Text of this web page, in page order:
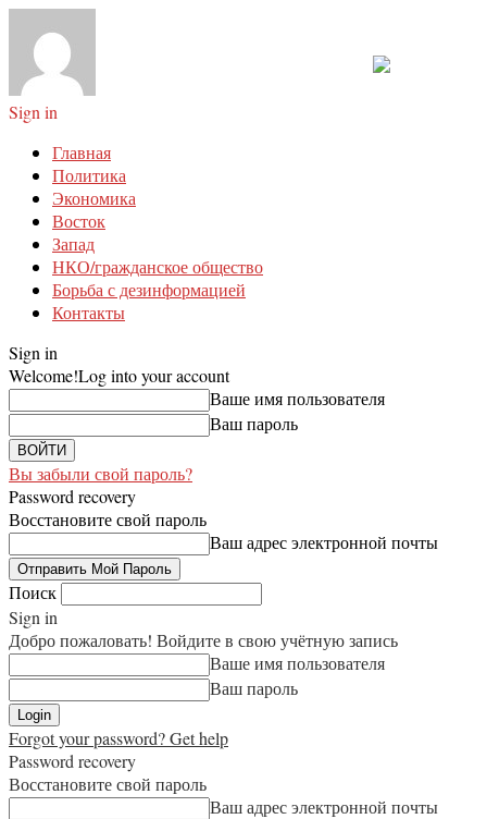
Sign in
Главная
Политика
Экономика
Восток
Запад
НКО/гражданское общество
Борьба с дезинформацией
Контакты
Sign in
Welcome!Log into your account
Ваше имя пользователя
Ваш пароль
Вы забыли свой пароль?
Password recovery
Восстановите свой пароль
Ваш адрес электронной почты
Поиск
Sign in
Добро пожаловать! Войдите в свою учётную запись
Ваше имя пользователя
Ваш пароль
Forgot your password? Get help
Password recovery
Восстановите свой пароль
Ваш адрес электронной почты